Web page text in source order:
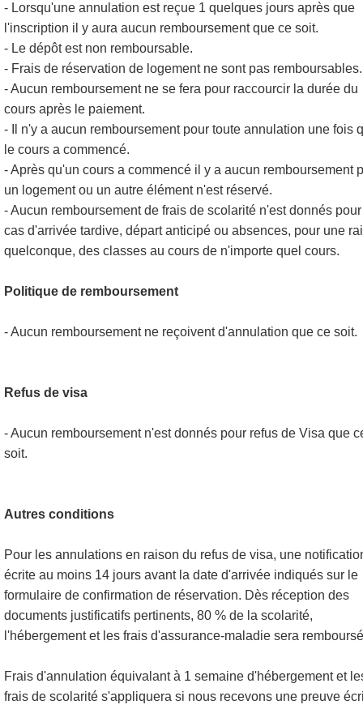
- Lorsqu'une annulation est reçue 1 quelques jours après que
l'inscription il y aura aucun remboursement que ce soit.
- Le dépôt est non remboursable.
- Frais de réservation de logement ne sont pas remboursables.
- Aucun remboursement ne se fera pour raccourcir la durée du
cours après le paiement.
- Il n'y a aucun remboursement pour toute annulation une fois
le cours a commencé.
- Après qu'un cours a commencé il y a aucun remboursement
un logement ou un autre élément n'est réservé.
- Aucun remboursement de frais de scolarité n'est donnés
cas d'arrivée tardive, départ anticipé ou absences, pour une
quelconque, des classes au cours de n'importe quel cours.
Politique de remboursement
- Aucun remboursement ne reçoivent d'annulation que ce soit.
Refus de visa
- Aucun remboursement n'est donnés pour refus de Visa que
soit.
Autres conditions
Pour les annulations en raison du refus de visa, une
écrite au moins 14 jours avant la date d'arrivée indiqués sur le
formulaire de confirmation de réservation. Dès réception des
documents justificatifs pertinents, 80 % de la scolarité,
l'hébergement et les frais d'assurance-maladie sera
Frais d'annulation équivalant à 1 semaine d'hébergement et
frais de scolarité s'appliquera si nous recevons une preuve